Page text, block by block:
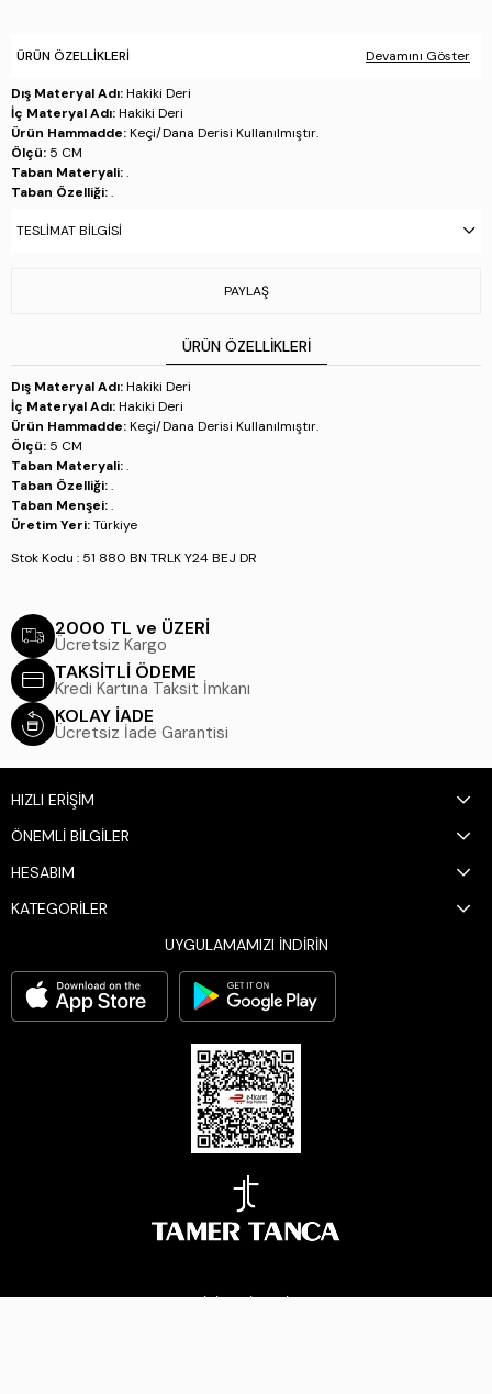
ÜRÜN ÖZELLIKLERI Devamını Göster
Dış Materyal Adı:Hakiki Deri
İç Materyal Adı:Hakiki Deri
Ürün Hammadde:Keçi/Dana Derisi Kullanılmıştır.
Ölçü: 5 CM
Taban Materyali:.
Taban Özelliği:.
Üretim Yeri:Türkiye
TESLIMAT BILGISI
PAYLAŞ
ÜRÜN ÖZELLIKLERI
Dış Materyal Adı:Hakiki Deri
İç Materyal Adı:Hakiki Deri
Ürün Hammadde:Keçi/Dana Derisi Kullanılmıştır.
Ölçü: 5 CM
Taban Materyali:.
Taban Özelliği:.
Taban Menşei:.
Üretim Yeri:Türkiye
Stok Kodu : 51 880 BN TRLK Y24 BEJ DR
2000 TL ve ÜZERİ
Ücretsiz Kargo
TAKSİTLİ ÖDEME
Kredi Kartına Taksit İmkanı
KOLAY İADE
Ücretsiz İade Garantisi
HIZLI ERİŞİM
ÖNEMLİ BİLGİLER
HESABIM
KATEGORİLER
UYGULAMAMIZI İNDİRİN
BİZİ TAKİP EDİN